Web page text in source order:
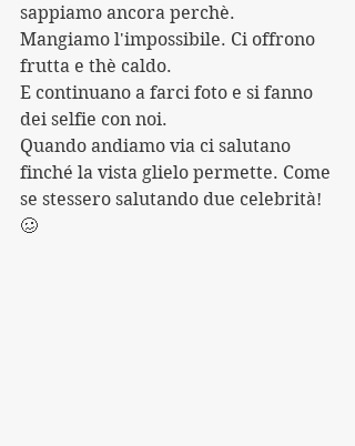
sappiamo ancora perchè.
Mangiamo l'impossibile. Ci offrono
frutta e thè caldo.
E continuano a farci foto e si fanno
dei selfie con noi.
Quando andiamo via ci salutano
finché la vista glielo permette. Come
se stessero salutando due celebrità!
🥴